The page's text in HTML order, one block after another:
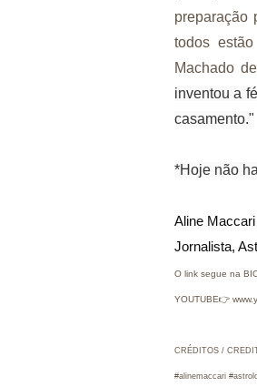
preparação
todos
Machado
inventou a
casamento."
*Hoje não
Aline
Jornalista,
O link segue na
YOUTUBE👉
CRÉDITOS /
#alinemaccari